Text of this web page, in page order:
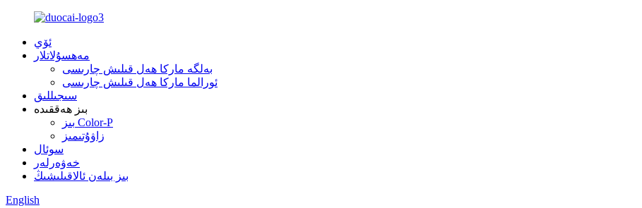
ئۆي
مەھسۇلاتلار
بەلگە ماركا ھەل قىلىش چارىسى
ئورالما ماركا ھەل قىلىش چارىسى
سىجىللىق
بىز ھەققىدە
بىز Color-P
زاۋۇتىمىز
سوئال
خەۋەرلەر
بىز بىلەن ئالاقىلىشىڭ
English